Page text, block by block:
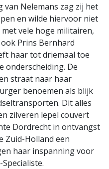
Nelemans zag zij het
en wilde hiervoor niet
vele hoge militairen,
Prins Bernhard
haar tot driemaal toe
onderscheiding. De
straat naar haar
benoemen als blijk
Dit alles
zilveren lepel couvert
Dordrecht in ontvangst
Zuid-Holland een
haar inspanning voor